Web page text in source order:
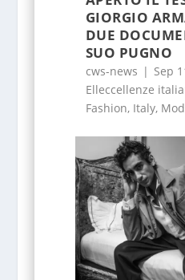
GIORGIO
DUE
SUO PUGNO
cws-news | Sep
Elleccellenze
Fashion, Italy,